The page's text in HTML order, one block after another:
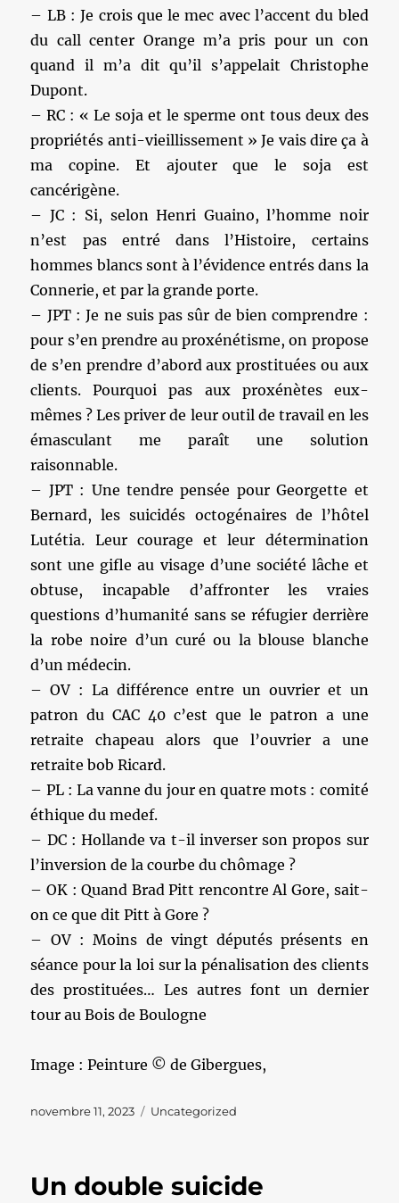
– LB : Je crois que le mec avec l’accent du bled
du call center Orange m’a pris pour un con
quand il m’a dit qu’il s’appelait Christophe
Dupont.
– RC : « Le soja et le sperme ont tous deux des
propriétés anti-vieillissement » Je vais dire ça à
ma copine. Et ajouter que le soja est
cancérigène.
– JC : Si, selon Henri Guaino, l’homme noir
n’est pas entré dans l’Histoire, certains
hommes blancs sont à l’évidence entrés dans la
Connerie, et par la grande porte.
– JPT : Je ne suis pas sûr de bien comprendre :
pour s’en prendre au proxénétisme, on propose
de s’en prendre d’abord aux prostituées ou aux
clients. Pourquoi pas aux proxénètes eux-
mêmes ? Les priver de leur outil de travail en les
émasculant me paraît une solution
raisonnable.
– JPT : Une tendre pensée pour Georgette et
Bernard, les suicidés octogénaires de l’hôtel
Lutétia. Leur courage et leur détermination
sont une gifle au visage d’une société lâche et
obtuse, incapable d’affronter les vraies
questions d’humanité sans se réfugier derrière
la robe noire d’un curé ou la blouse blanche
d’un médecin.
– OV : La différence entre un ouvrier et un
patron du CAC 40 c’est que le patron a une
retraite chapeau alors que l’ouvrier a une
retraite bob Ricard.
– PL : La vanne du jour en quatre mots : comité
éthique du medef.
– DC : Hollande va t-il inverser son propos sur
l’inversion de la courbe du chômage ?
– OK : Quand Brad Pitt rencontre Al Gore, sait-
on ce que dit Pitt à Gore ?
– OV : Moins de vingt députés présents en
séance pour la loi sur la pénalisation des clients
des prostituées… Les autres font un dernier
tour au Bois de Boulogne
Image : Peinture © de Gibergues,
Publié
novembre 11, 2023 Catégories
Uncategorized
Un double suicide